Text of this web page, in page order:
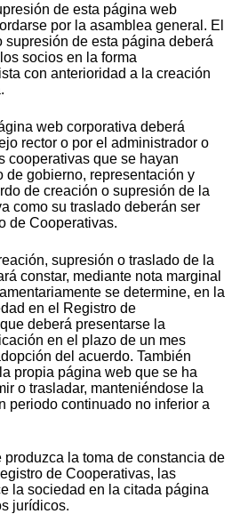
de esta página web
por la asamblea general. El
supresión de esta página deberá
socios en la forma
con anterioridad a la creación
web corporativa deberá
rector o por el administrador o
cooperativas que se hayan
de gobierno, representación y
de creación o supresión de la
como su traslado deberán ser
de Cooperativas.
supresión o traslado de la
constar, mediante nota marginal
se determine, en la
en el Registro de
deberá presentarse la
en el plazo de un mes
del acuerdo. También
propia página web que se ha
o trasladar, manteniéndose la
periodo continuado no inferior a
produzca la toma de constancia de
de Cooperativas, las
la sociedad en la citada página
jurídicos.